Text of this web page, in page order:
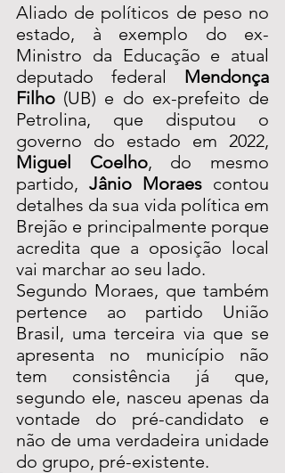
Aliado de políticos de peso no
estado, à exemplo do ex-
Ministro da Educação e atual
deputado federal Mendonça
Filho (UB) e do ex-prefeito de
Petrolina, que disputou o
Miguel Coelho, do mesmo
partido, Jânio Moraes contou
detalhes da sua vida política em
Brejão e principalmente porque
acredita que a oposição local
vai marchar ao seu lado.
Segundo Moraes, que também
pertence ao partido União
Brasil, uma terceira via que se
apresenta no município não
tem consistência já que,
segundo ele, nasceu apenas da
vontade do pré-candidato e
não de uma verdadeira unidade
do grupo, pré-existente.